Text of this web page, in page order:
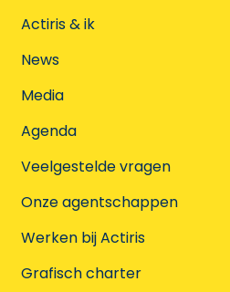
Actiris & ik
News
Media
Agenda
Veelgestelde vragen
Onze agentschappen
Werken bij Actiris
Grafisch charter